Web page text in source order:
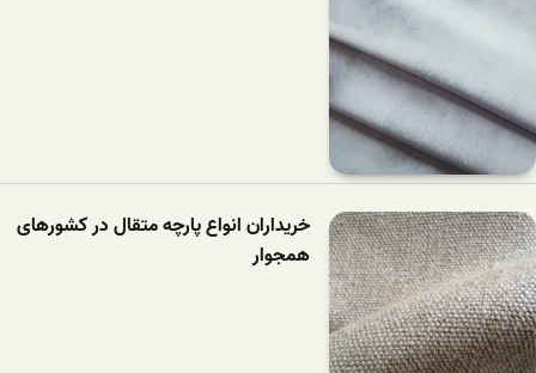
خریداران انواع پارچه متقال در کشورهای
همجوار